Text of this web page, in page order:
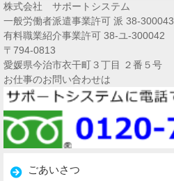
株式会社 サポートシステム
一般労働者派遣事業許可 派 38-300043
有料職業紹介事業許可 38-ユ-300042
〒794-0813
愛媛県今治市衣干町３丁目 ２番５号
お仕事のお問い合わせは
ごあいさつ